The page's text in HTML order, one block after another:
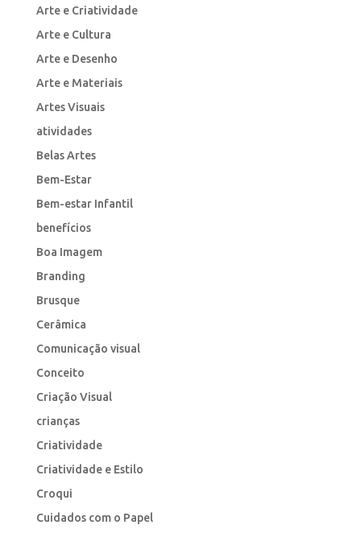
Arte e Criatividade
Arte e Cultura
Arte e Desenho
Arte e Materiais
Artes Visuais
atividades
Belas Artes
Bem-Estar
Bem-estar Infantil
benefícios
Boa Imagem
Branding
Brusque
Cerâmica
Comunicação visual
Conceito
Criação Visual
crianças
Criatividade
Criatividade e Estilo
Croqui
Cuidados com o Papel